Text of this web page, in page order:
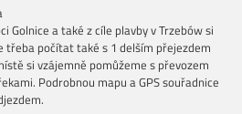
Golnice a také z cíle plavby v Trzebów si
třeba počítat také s 1 delším přejezdem
si vzájemně pomůžeme s převozem
Podrobnou mapu a GPS souřadnice